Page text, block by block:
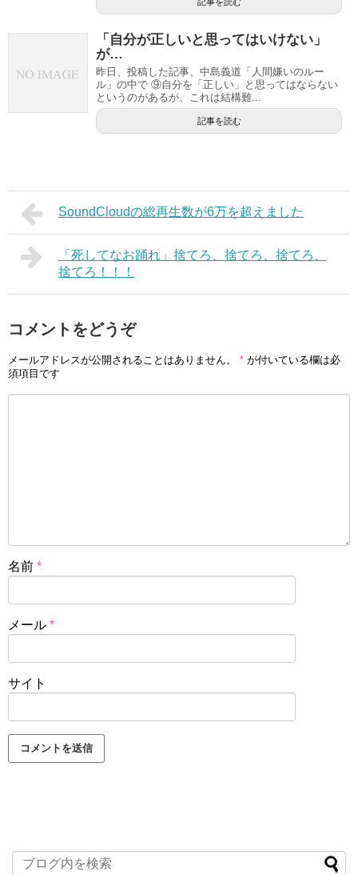
「自分が正しいと思ってはいけない」
が…
昨日、投稿した記事、中島義道「人間嫌いのルー
ル」の中で ⑨自分を「正しい」と思ってはならない
というのがあるが、これは結構難...
記事を読む
SoundCloudの総再生数が6万を超えました
「死してなお踊れ」捨てろ、捨てろ、捨てろ、
捨てろ！！！
コメントをどうぞ
メールアドレスが公開されることはありません。 * が付いている欄は必
須項目です
名前 *
メール *
サイト